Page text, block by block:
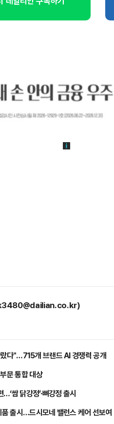
다"…715개 브랜드 AI 경쟁력 공개
문 통합 대상
쌈 닭강정’·뼈강정 출시
출시…드시모네 밸런스 케어 선보여